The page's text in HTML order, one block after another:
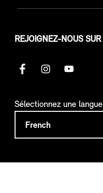
REJOIGNEZ-NOUS SUR
Sélectionnez une langue